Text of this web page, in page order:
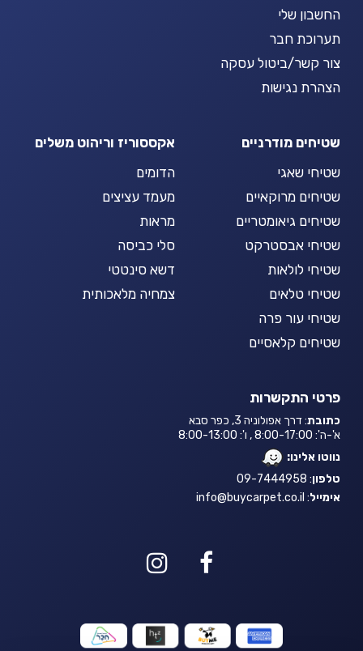
החשבון שלי
תערוכת חבר
צור קשר/ביטול עסקה
הצהרת נגישות
שטיחים מודרניים
שטיחי שאגי
שטיחים מרוקאיים
שטיחים גיאומטריים
שטיחי אבסטרקט
שטיחי לולאות
שטיחי טלאים
שטיחי עור פרה
שטיחים קלאסיים
אקססוריז וריהוט משלים
הדומים
מעמד עציצים
מראות
סלי כביסה
דשא סינטטי
צמחיה מלאכותית
פרטי התקשרות
כתובת: דרך אפולוניה 3, כפר סבא
א'-ה': 8:00-17:00 , ו': 8:00-13:00
נווטו אלינו:
טלפון: 09-7444958
אימייל:
info@buycarpet.co.il